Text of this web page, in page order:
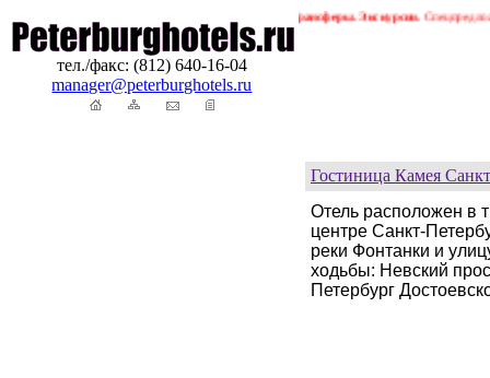
тел./факс: (812) 640-16-04
manager@peterburghotels.ru
Бронирование гостиниц в Петербурге. Трансферы. Экскурсии.
Гостиница Камея
Отель расположен в
центре Санкт-
реки Фонтанки и
ходьбы: Невский
Петербург